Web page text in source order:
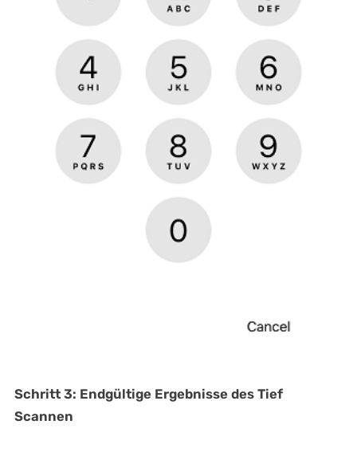
Schritt 3: Endgültige Ergebnisse des Tief
Scannen